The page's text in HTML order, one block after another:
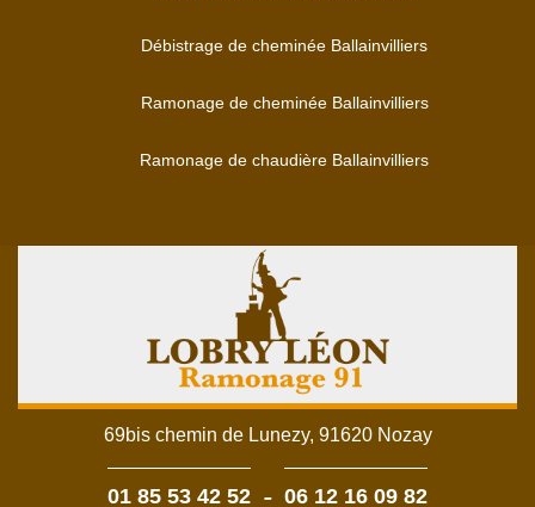
Débistrage de cheminée Ballainvilliers
Ramonage de cheminée Ballainvilliers
Ramonage de chaudière Ballainvilliers
69bis chemin de Lunezy, 91620 Nozay
01 85 53 42 52 - 06 12 16 09 82